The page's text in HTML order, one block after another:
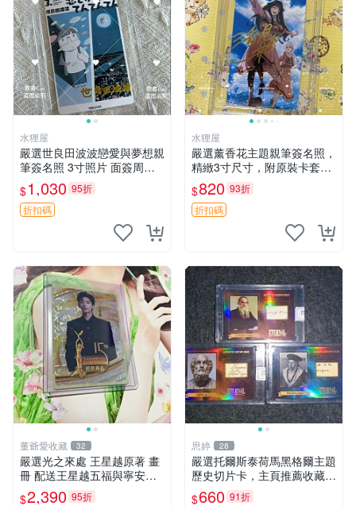
水狸屋
嚴選世良田波波戀愛與夢想親
筆簽名照 3寸照片 面簽周邊
照片卡磚
$1,030 95折
折扣碼
水狸屋
嚴選薰香花主題親筆簽名照，
精緻3寸尺寸，附原裝卡套。
收藏級品相，值得珍藏。 薰
香花 花卉 照片
$820 93折
折扣碼
董爺愛收藏 32
嚴選光之來處 王星越原著 畫
冊 配送王星越五福與寧安特
別卡 超值收藏推薦 光之來處
$2,390 95折
思婷 28
嚴選托爾斯泰荷馬黑格爾主題
歷史切片卡，主頁推薦收藏更
多親拆好卡 歷史切片卡 托爾
$660 91折